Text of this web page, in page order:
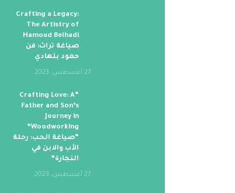
Crafting a Legacy:
The Artistry of
Hamoud Belhadi
صياغة تراث: فن
حمود بلهادي
27 أغسطس، 2023
“Crafting Love: A
Father and Son’s
Journey in
Woodworking”
“صياغة الحب: رحلة
الأب والابن في
النجارة”
27 أغسطس، 2023